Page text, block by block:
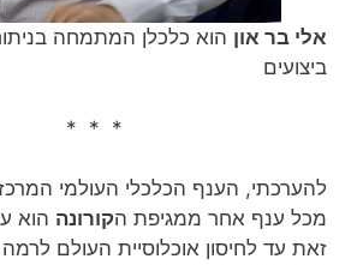
אלי בר און הוא כלכלן המתמחה
ביצועים
* * *
להערכתי, הענף הכלכלי העולמי
מכל ענף אחר ממגיפת הקורונה הוא